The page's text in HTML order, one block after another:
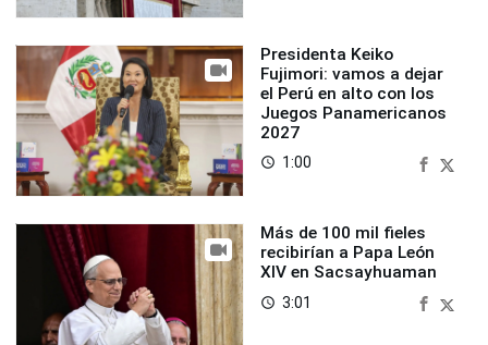
Presidenta Keiko
Fujimori: vamos a dejar
el Perú en alto con los
Juegos Panamericanos
2027
access_time 1:00
Más de 100 mil fieles
recibirían a Papa León
XIV en Sacsayhuaman
access_time 3:01